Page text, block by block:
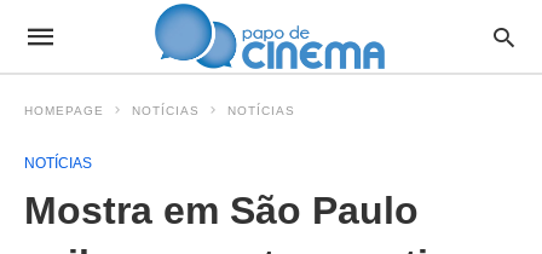
HOMEPAGE NOTÍCIAS NOTÍCIAS
NOTÍCIAS
Mostra em São Paulo